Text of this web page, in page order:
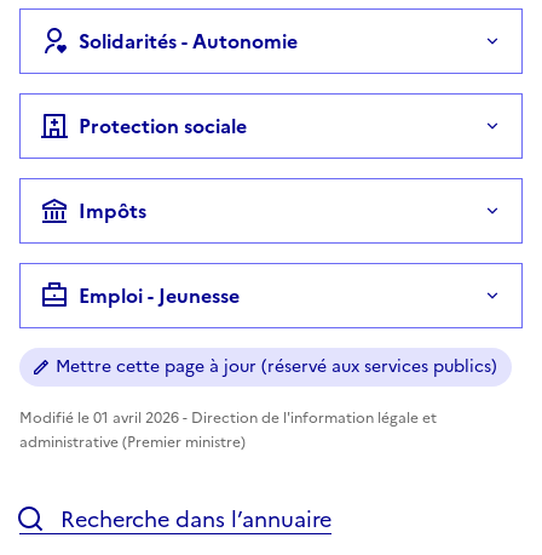
Solidarités - Autonomie
Protection sociale
Impôts
Emploi - Jeunesse
Mettre cette page à jour (réservé aux services publics)
Modifié le 01 avril 2026 - Direction de l'information légale et
administrative (Premier ministre)
Recherche dans l’annuaire